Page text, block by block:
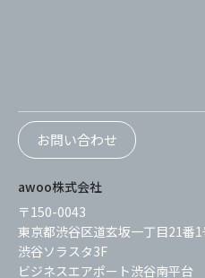
お問い合わせ
awoo株式会社
〒150-0043
東京都渋谷区道玄坂一丁目21番1
渋谷ソラスタ3F
ビジネスエアポート渋谷南平台